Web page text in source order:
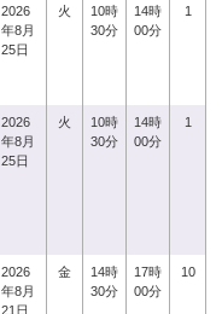
2026
年8月
25日
火
10時
30分
14時
00分
1
2026
年8月
25日
火
10時
30分
14時
00分
1
2026
年8月
21日
金
14時
30分
17時
00分
10